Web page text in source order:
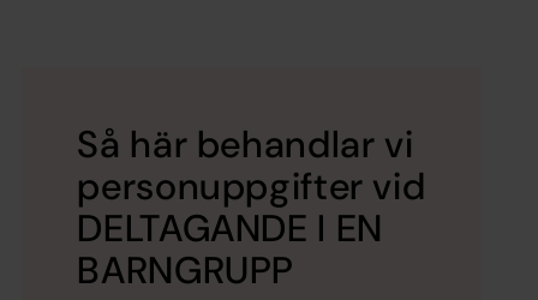
Så här behandlar vi
personuppgifter vid
DELTAGANDE I EN
BARNGRUPP